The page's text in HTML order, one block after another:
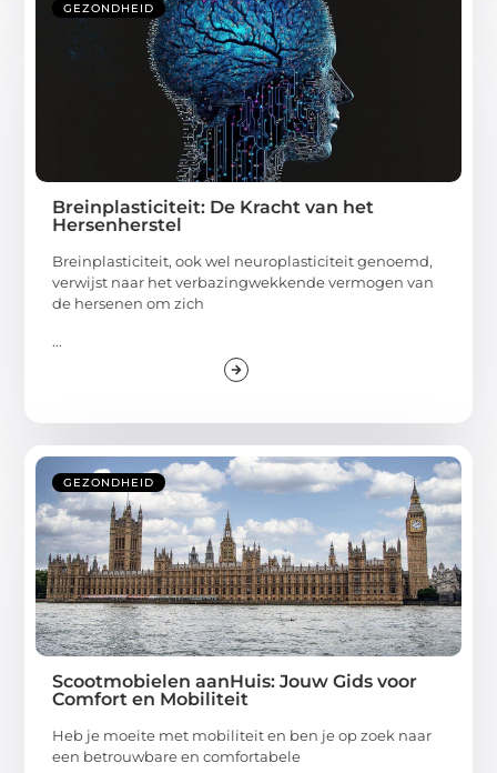
GEZONDHEID
Breinplasticiteit: De Kracht van het
Hersenherstel
Breinplasticiteit, ook wel neuroplasticiteit genoemd,
verwijst naar het verbazingwekkende vermogen van
de hersenen om zich
...
GEZONDHEID
Scootmobielen aanHuis: Jouw Gids voor
Comfort en Mobiliteit
Heb je moeite met mobiliteit en ben je op zoek naar
een betrouwbare en comfortabele